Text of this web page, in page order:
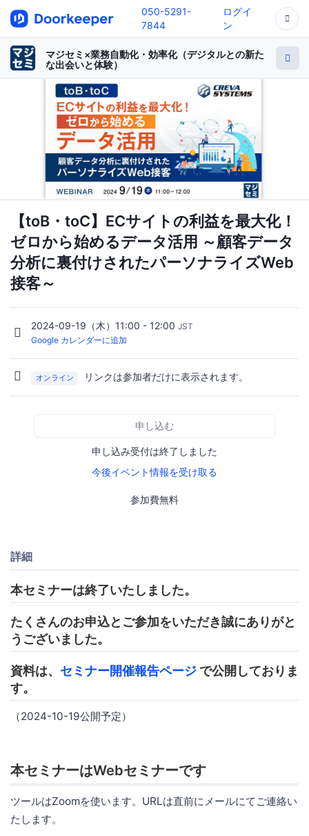
050-5291-
7844
ログイ
ン
マジセミ×業務自動化・効率化（デジタルとの新た
な出会いと体験）
【toB・toC】ECサイトの利益を最大化！
ゼロから始めるデータ活用 ～顧客データ
分析に裏付けされたパーソナライズWeb
接客～
2024-09-19（木）11:00 - 12:00 JST
Google カレンダーに追加
オンライン リンクは参加者だけに表示されます。
申し込む
申し込み受付は終了しました
今後イベント情報を受け取る
参加費無料
詳細
本セミナーは終了いたしました。
たくさんのお申込とご参加をいただき誠にありがと
うございました。
資料は、 セミナー開催報告ページ で公開しておりま
す。
（2024-10-19公開予定）
本セミナーはWebセミナーです
ツールはZoomを使います。URLは直前にメールにてご連絡い
たします。